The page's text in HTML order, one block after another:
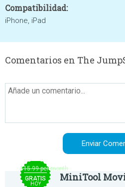
Compatibilidad:
iPhone, iPad
Comentarios en The
$15.99 per month
GRATIS
HOY
MiniTool